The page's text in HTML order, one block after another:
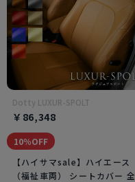
Dotty LUXUR-SPOLT
￥86,348
10％OFF
【ハイサマsale】ハイエース
（福祉車両） シートカバー 全